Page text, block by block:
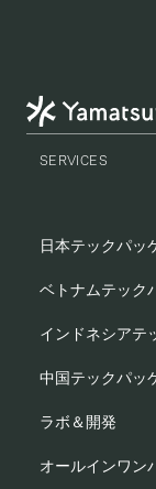
SERVICES
日本テックパッ
ベトナムテック
インドネシアテ
中国テックパッ
ラボ＆開発
オールインワン